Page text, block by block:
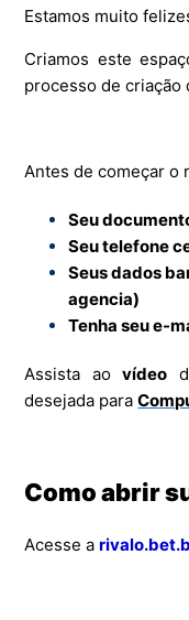
Estamos muito
Criamos este
processo de criação
Antes de começar o
Seu
Seu telefone
Seus dados
agencia)
Tenha seu e-
Assista aovídeo
desejada para
Como abrir
Acesse a